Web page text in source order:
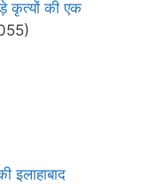
कृत्यों की एक
इलाहाबाद